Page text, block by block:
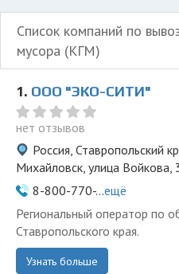
Список компаний по
мусора (КГМ)
1. ООО "ЭКО-СИТИ"
нет отзывов
Россия, Ставропольский
Михайловск, улица Войкова,
8-800-770-...ещё
Региональный оператор по
Ставропольского края.
Узнать больше